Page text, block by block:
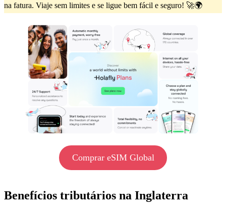
na fatura. Viaje sem limites e se ligue bem fácil e seguro! 🚀🌍
Comprar eSIM Global
Benefícios tributários na Inglaterra